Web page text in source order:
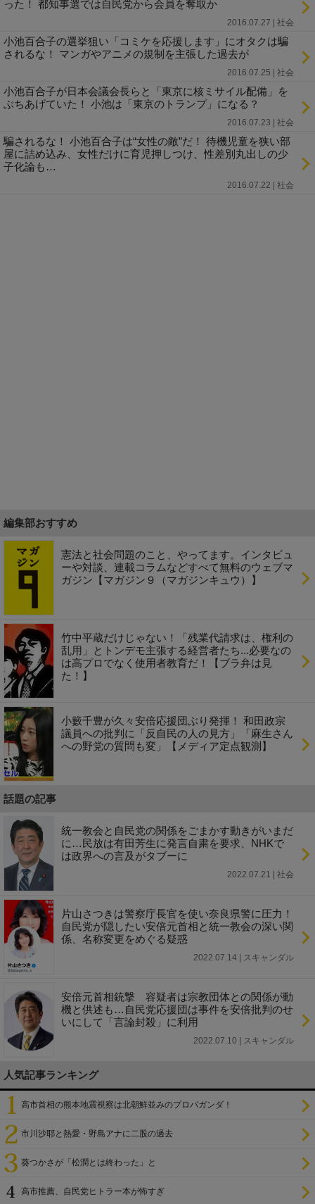
った！ 都知事選では自民党から会員を奪取か
2016.07.27 | 社会
小池百合子の選挙狙い「コミケを応援します」にオタクは騙
されるな！ マンガやアニメの規制を主張した過去が
2016.07.25 | 社会
小池百合子が日本会議会長らと「東京に核ミサイル配備」を
ぶちあげていた！ 小池は「東京のトランプ」になる？
2016.07.23 | 社会
騙されるな！ 小池百合子は“女性の敵”だ！ 待機児童を狭い部
屋に詰め込み、女性だけに育児押しつけ、性差別丸出しの少
子化論も…
2016.07.22 | 社会
編集部おすすめ
憲法と社会問題のこと、やってます。インタビュ
ーや対談、連載コラムなどすべて無料のウェブマ
ガジン【マガジン９（マガジンキュウ）】
竹中平蔵だけじゃない！「残業代請求は、権利の
乱用」とトンデモ主張する経営者たち...必要なの
は高プロでなく使用者教育だ！【ブラ弁は見
た！】
小籔千豊が久々安倍応援団ぶり発揮！ 和田政宗
議員への批判に「反自民の人の見方」「麻生さん
への野党の質問も変」【メディア定点観測】
話題の記事
統一教会と自民党の関係をごまかす動きがいまだ
に…民放は有田芳生に発言自粛を要求、NHKで
は政界への言及がタブーに
2022.07.21 | 社会
片山さつきは警察庁長官を使い奈良県警に圧力！
自民党が隠したい安倍元首相と統一教会の深い関
係、名称変更をめぐる疑惑
2022.07.14 | スキャンダル
安倍元首相銃撃 容疑者は宗教団体との関係が動
機と供述も…自民党応援団は事件を安倍批判のせ
いにして「言論封殺」に利用
2022.07.10 | スキャンダル
人気記事ランキング
高市首相の熊本地震視察は北朝鮮並みのプロパガンダ！
市川沙耶と熱愛・野島アナに二股の過去
葵つかさが「松潤とは終わった」と
高市推薦、自民党ヒトラー本が怖すぎ